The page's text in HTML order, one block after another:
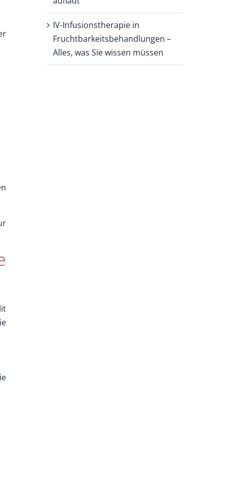
IV-Infusionstherapie in
Fruchtbarkeitsbehandlungen –
Alles, was Sie wissen müssen